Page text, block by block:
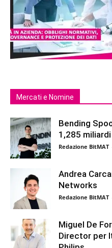
Mercati e Nomine
Bending
1,285
Redazione BitMAT
Andrea
Networks
Redazione BitMAT
Miguel De
Director per